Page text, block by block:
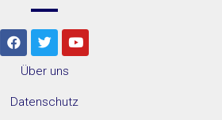
Über uns
Datenschutz